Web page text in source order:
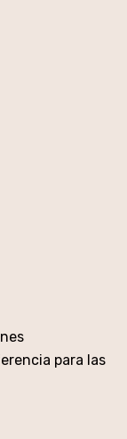
para las